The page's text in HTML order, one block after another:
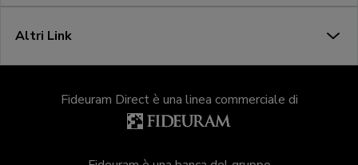
Altri Link
Fideuram Direct è una linea commerciale di